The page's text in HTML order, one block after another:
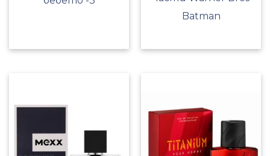
Batman